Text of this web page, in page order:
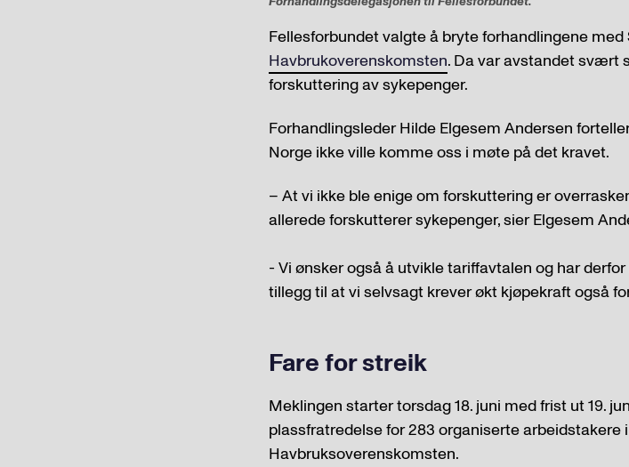
Fellesforbundet valgte å bryte forhandlingene
Havbrukoverenskomsten. Da var avstandet svært
forskuttering av sykepenger.
Forhandlingsleder Hilde Elgesem Andersen
Norge ikke ville komme oss i møte på det kravet.
– At vi ikke ble enige om forskuttering er
allerede forskutterer sykepenger, sier Elgesem
- Vi ønsker også å utvikle tariffavtalen og har
tillegg til at vi selvsagt krever økt kjøpekraft også
Fare for streik
Meklingen starter torsdag 18. juni med frist ut 19.
plassfratredelse for 283 organiserte
Havbruksoverenskomsten.